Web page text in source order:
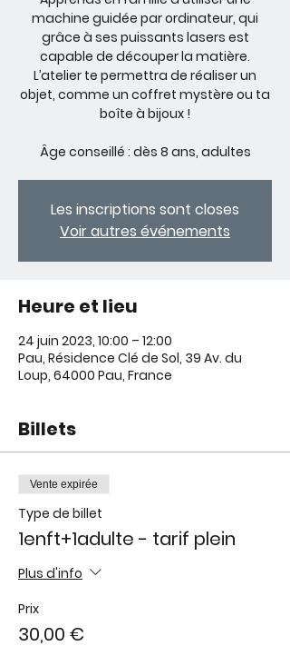
machine guidée par ordinateur, qui
grâce à ses puissants lasers est
capable de découper la matière.
L’atelier te permettra de réaliser un
objet, comme un coffret mystère ou ta
boîte à bijoux !
Âge conseillé : dès 8 ans, adultes
Les inscriptions sont closes
Voir autres événements
Heure et lieu
24 juin 2023, 10:00 – 12:00
Pau, Résidence Clé de Sol, 39 Av. du
Loup, 64000 Pau, France
Billets
Vente expirée
Type de billet
1enft+1adulte - tarif plein
Plus d'info
Prix
30,00 €